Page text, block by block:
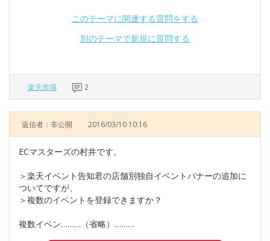
このテーマに関連する質問をする
別のテーマで新規に質問する
楽天市場 2
返信者：非公開 2016/03/10 10:16
ECマスターズの村井です。
＞楽天イベント告知君の店舗別独自イベントバナーの追加に
ついてですが、
＞複数のイベントを登録できますか？
複数イベン………（省略）………